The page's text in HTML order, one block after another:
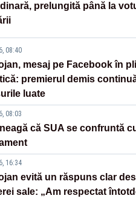
prelungită până la
08:40
mesaj pe Facebook în
premierul demis
luate
08:03
că SUA se confruntă
16:34
evită un răspuns clar
sale: „Am respectat